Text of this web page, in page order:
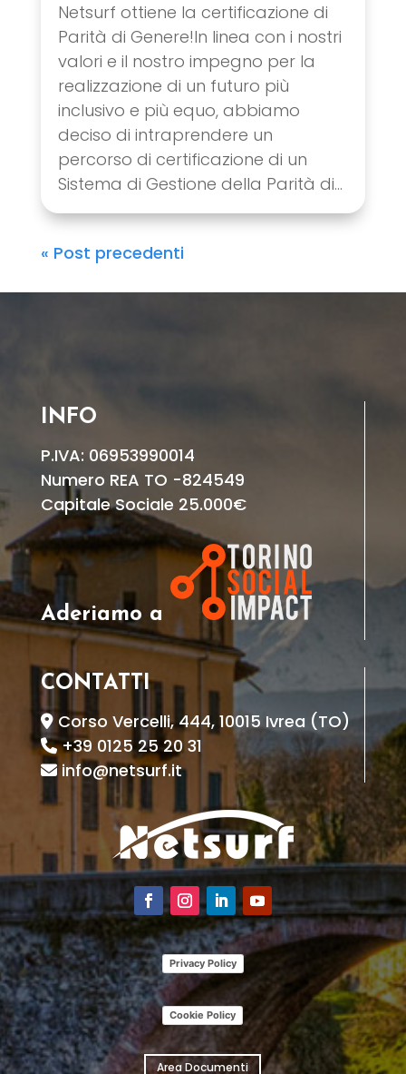
Netsurf ottiene la certificazione di
Parità di Genere!In linea con i nostri
valori e il nostro impegno per la
realizzazione di un futuro più
inclusivo e più equo, abbiamo
deciso di intraprendere un
percorso di certificazione di un
Sistema di Gestione della Parità di...
« Post precedenti
INFO
P.IVA: 06953990014
Numero REA TO -824549
Capitale Sociale 25.000€
Aderiamo a
CONTATTI
Corso Vercelli, 444, 10015 Ivrea (TO)
+39 0125 25 20 31
info@netsurf.it
Privacy Policy
Cookie Policy
Area Documenti